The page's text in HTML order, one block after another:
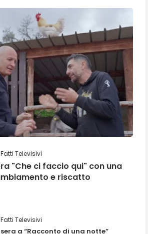
Fatti Televisivi
"Che ci faccio qui" con una
e riscatto
Fatti Televisivi
a “Racconto di una notte”